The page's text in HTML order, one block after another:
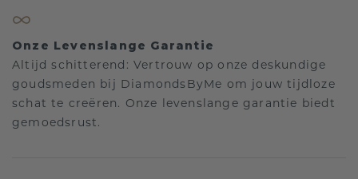
Onze Levenslange Garantie
Altijd schitterend: Vertrouw op onze deskundige
goudsmeden bij DiamondsByMe om jouw tijdloze
schat te creëren. Onze levenslange garantie biedt
gemoedsrust.